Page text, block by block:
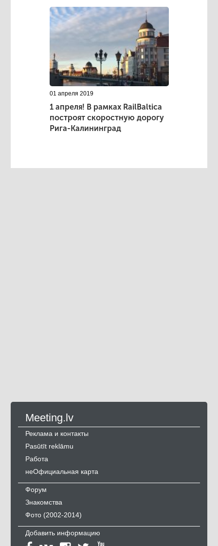
01 апреля 2019
1 апреля! В рамках RailBaltica
построят скоростную дорогу
Рига-Калининград
Meeting.lv
Реклама и контакты
Pasūtīt reklāmu
Работа
неОфициальная карта
Форум
Знакомства
Фото (2002-2014)
Добавить информацию